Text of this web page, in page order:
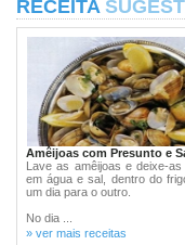
RECEITA
Amêijoas com Presunto e
Lave as amêijoas e deixe-as
em água e sal, dentro do
um dia para o outro.
No dia ...
» ver mais receitas